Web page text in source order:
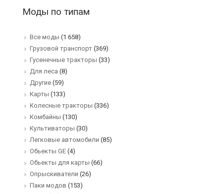
Моды по типам
Все моды (1 658)
Грузовой транспорт (369)
Гусенечные тракторы (33)
Для леса (8)
Другие (59)
Карты (133)
Колесные тракторы (336)
Комбайны (130)
Культиваторы (30)
Легковые автомобили (85)
Обьекты GE (4)
Обьекты для карты (66)
Опрыскиватели (26)
Паки модов (153)